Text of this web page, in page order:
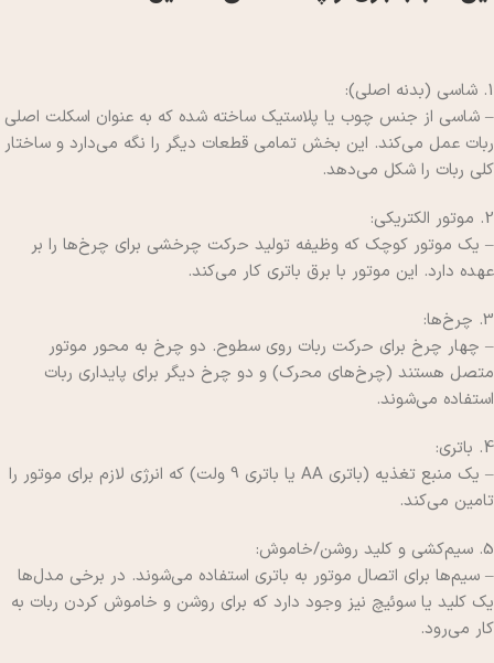
1. شاسی (بدنه اصلی):
– شاسی از جنس چوب یا پلاستیک ساخته شده که به عنوان اسکلت اصلی
ربات عمل می‌کند. این بخش تمامی قطعات دیگر را نگه می‌دارد و ساختار
کلی ربات را شکل می‌دهد.
2. موتور الکتریکی:
– یک موتور کوچک که وظیفه تولید حرکت چرخشی برای چرخ‌ها را بر
عهده دارد. این موتور با برق باتری کار می‌کند.
3. چرخ‌ها:
– چهار چرخ برای حرکت ربات روی سطوح. دو چرخ به محور موتور
متصل هستند (چرخ‌های محرک) و دو چرخ دیگر برای پایداری ربات
استفاده می‌شوند.
4. باتری:
– یک منبع تغذیه (باتری AA یا باتری 9 ولت) که انرژی لازم برای موتور را
تامین می‌کند.
5. سیم‌کشی و کلید روشن/خاموش:
– سیم‌ها برای اتصال موتور به باتری استفاده می‌شوند. در برخی مدل‌ها
یک کلید یا سوئیچ نیز وجود دارد که برای روشن و خاموش کردن ربات به
کار می‌رود.